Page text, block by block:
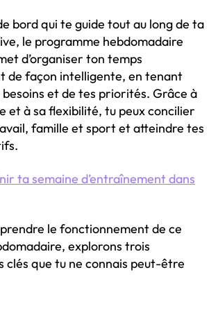
bord qui te guide tout au long de ta
le programme hebdomadaire
d’organiser ton temps
de façon intelligente, en tenant
et de tes priorités. Grâce à
et à sa flexibilité, tu peux concilier
famille et sport et atteindre tes
ta semaine d’entraînement dans
le fonctionnement de ce
explorons trois
clés que tu ne connais peut-être